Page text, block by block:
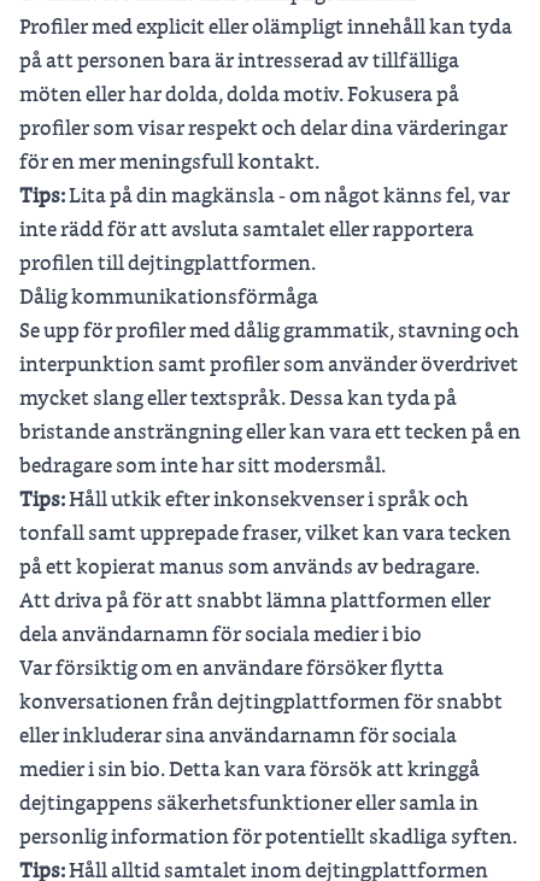
Profiler med explicit eller olämpligt innehåll kan tyda
på att personen bara är intresserad av tillfälliga
möten eller har dolda, dolda motiv. Fokusera på
profiler som visar respekt och delar dina värderingar
för en mer meningsfull kontakt.
Tips:Lita på din magkänsla - om något känns fel, var
inte rädd för att avsluta samtalet eller rapportera
profilen till dejtingplattformen.
Dålig kommunikationsförmåga
Se upp för profiler med dålig grammatik, stavning och
interpunktion samt profiler som använder överdrivet
mycket slang eller textspråk. Dessa kan tyda på
bristande ansträngning eller kan vara ett tecken på en
bedragare som inte har sitt modersmål.
Tips:Håll utkik efter inkonsekvenser i språk och
tonfall samt upprepade fraser, vilket kan vara tecken
på ett kopierat manus som används av bedragare.
Att driva på för att snabbt lämna plattformen eller
dela användarnamn för sociala medier i bio
Var försiktig om en användare försöker flytta
konversationen från dejtingplattformen för snabbt
eller inkluderar sina användarnamn för sociala
medier i sin bio. Detta kan vara försök att kringgå
dejtingappens säkerhetsfunktioner eller samla in
personlig information för potentiellt skadliga syften.
Tips:Håll alltid samtalet inom dejtingplattformen